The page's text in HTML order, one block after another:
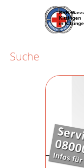
BRK-
Kitzingen
in
Suche